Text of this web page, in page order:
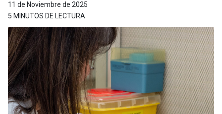
11 de Noviembre de 2025
5 MINUTOS DE LECTURA